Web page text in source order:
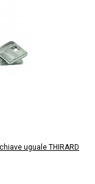
uguale THIRARD